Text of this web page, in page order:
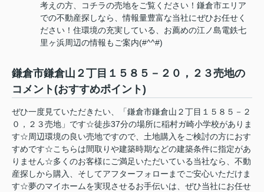
考えの方、コチラの売地をご覧ください！鎌倉市エリア
での不動産探しなら、情報量豊富な当社にぜひお任せく
ださい！住環境の充実している、お薦めの江ノ島電鉄七
里ヶ浜周辺の情報もご案内(#^^#)
鎌倉市鎌倉山２丁目１５８５－２０，２３売地の
コメント(おすすめポイント)
ぜひ一度見ていただきたい、「鎌倉市鎌倉山２丁目１５８５－２
０，２３売地」です☆徒歩37分の場所に稲村ガ崎小学校がありま
す☆周辺環境の良い売地ですので、土地購入をご検討の方におす
すめです☆こちらは間取りや建築時期などの建築条件に指定があ
りません☆多くのお客様にご満足いただいている当社なら、不動
産探しから購入、そしてアフターフォローまでご安心いただけま
す☆夢のマイホームを実現させるお手伝いは、ぜひ当社にお任せ